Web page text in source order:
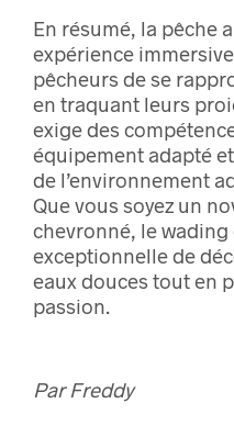
En résumé, la pêche
expérience
pêcheurs de se
en traquant leurs
exige des
équipement adapté
de l’environnement
Que vous soyez un
chevronné, le
exceptionnelle de
eaux douces tout en
passion.
Par Freddy